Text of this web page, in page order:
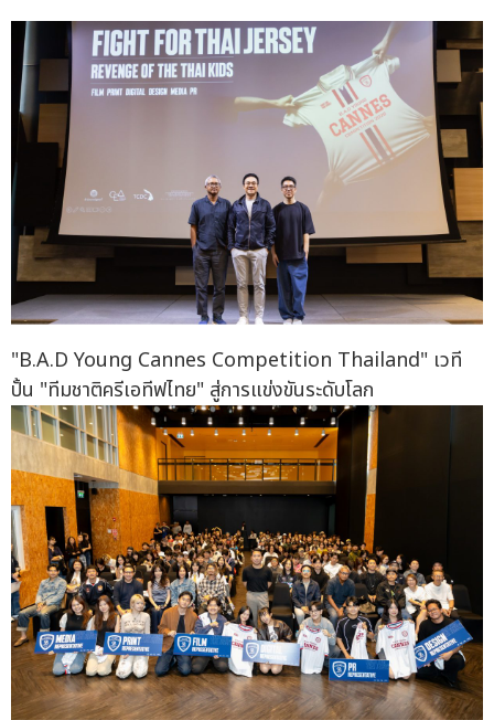
"B.A.D Young Cannes Competition Thailand" เวที
ปั้น "ทีมชาติครีเอทีฟไทย" สู่การแข่งขันระดับโลก